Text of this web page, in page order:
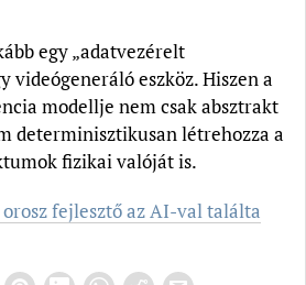
egy „adatvezérelt
videógeneráló eszköz. Hiszen a
modellje nem csak absztrakt
determinisztikusan létrehozza a
fizikai valóját is.
orosz fejlesztő az AI-val találta